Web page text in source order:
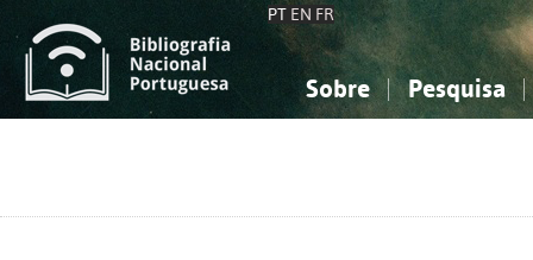
PT EN FR
Sobre Pesquisa